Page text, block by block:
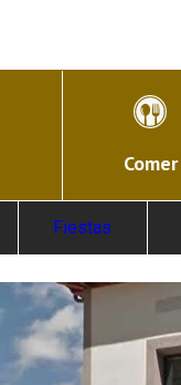
Comer
Fiestas